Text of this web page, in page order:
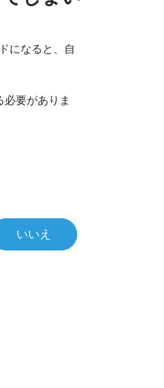
になると、自
要がありま
いいえ